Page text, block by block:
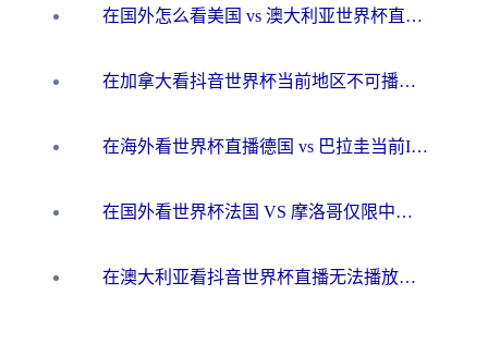
在国外怎么看美国 vs 澳大利亚世界杯直播？海外党必藏的中文解说观赛指南
在加拿大看抖音世界杯当前地区不可播放？海外党体育观赛终极指南
在海外看世界杯直播德国 vs 巴拉圭当前IP受限制？这篇指南帮你轻松解决地区限制
在国外看世界杯法国 VS 摩洛哥仅限中国大陆？别让地域限制拦下你的欢呼
在澳大利亚看抖音世界杯直播无法播放？海外党体育观赛终极指南来了！